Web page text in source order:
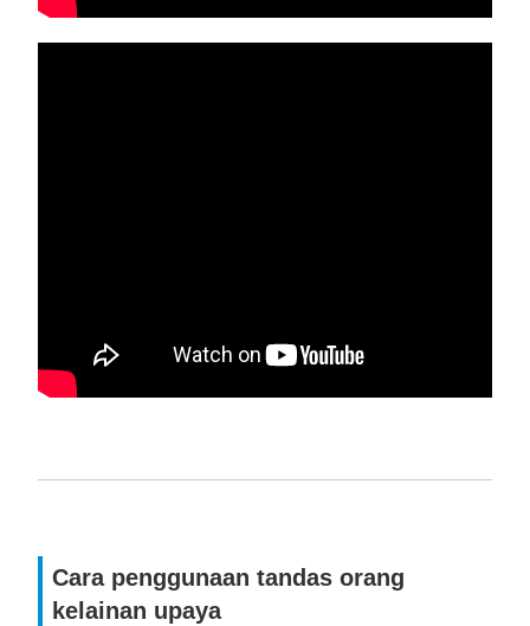
Cara penggunaan tandas orang
kelainan upaya